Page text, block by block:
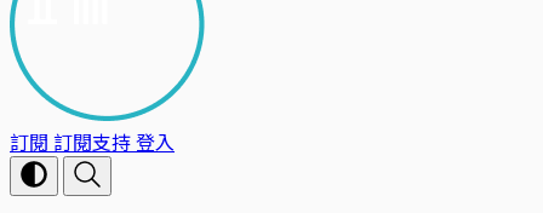
訂閱 訂閱支持登入